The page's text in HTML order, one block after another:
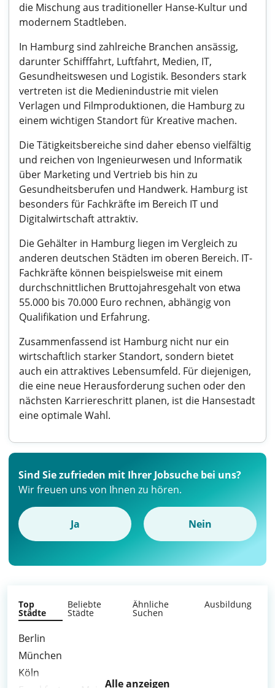
die Mischung aus traditioneller Hanse-Kultur und
modernem Stadtleben.
In Hamburg sind zahlreiche Branchen ansässig,
darunter Schifffahrt, Luftfahrt, Medien, IT,
Gesundheitswesen und Logistik. Besonders stark
vertreten ist die Medienindustrie mit vielen
Verlagen und Filmproduktionen, die Hamburg zu
einem wichtigen Standort für Kreative machen.
Die Tätigkeitsbereiche sind daher ebenso vielfältig
und reichen von Ingenieurwesen und Informatik
über Marketing und Vertrieb bis hin zu
Gesundheitsberufen und Handwerk. Hamburg ist
besonders für Fachkräfte im Bereich IT und
Digitalwirtschaft attraktiv.
Die Gehälter in Hamburg liegen im Vergleich zu
anderen deutschen Städten im oberen Bereich. IT-
Fachkräfte können beispielsweise mit einem
durchschnittlichen Bruttojahresgehalt von etwa
55.000 bis 70.000 Euro rechnen, abhängig von
Qualifikation und Erfahrung.
Zusammenfassend ist Hamburg nicht nur ein
wirtschaftlich starker Standort, sondern bietet
auch ein attraktives Lebensumfeld. Für diejenigen,
die eine neue Herausforderung suchen oder den
nächsten Karriereschritt planen, ist die Hansestadt
eine optimale Wahl.
Sind Sie zufrieden mit Ihrer Jobsuche bei uns?
Wir freuen uns von Ihnen zu hören.
Ja Nein
Top
Städte
Beliebte
Städte
Ähnliche
Suchen
Ausbildung
Berlin
München
Köln
Alle anzeigen